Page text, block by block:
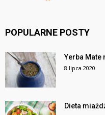
POPULARNE POSTY
Yerba Mate
8 lipca 2020
Dieta